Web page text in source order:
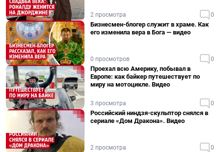
2 просмотра 0
Бизнесмен-блогер служит в храме. Как
его изменила вера в Бога — видео
0 просмотров 0
Проехал всю Америку, побывал в
Европе: как байкер путешествует по
миру на мотоцикле. Видео
3 просмотра 0
Российский ниндзя-скульптор снялся в
сериале «Дом Дракона». Видео
2 просмотра 0